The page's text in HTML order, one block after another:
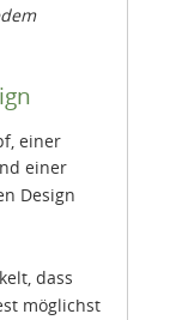
einer
einer
Design
dass
möglichst